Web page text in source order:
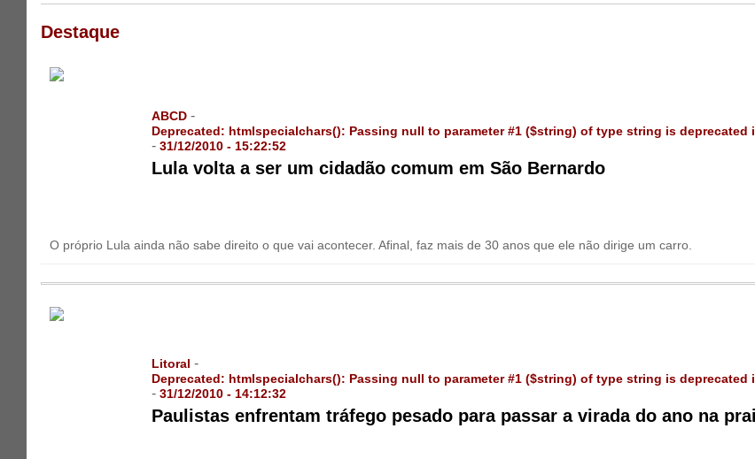
Destaque
ABCD -
Deprecated: htmlspecialchars(): Passing null to parameter #1 ($string) of type string is deprecated
-31/12/2010 - 15:22:52
Lula volta a ser um cidadão comum em São Bernardo
O próprio Lula ainda não sabe direito o que vai acontecer. Afinal, faz mais de 30 anos que ele não dirige um carro.
Litoral -
Deprecated: htmlspecialchars(): Passing null to parameter #1 ($string) of type string is deprecated
-31/12/2010 - 14:12:32
Paulistas enfrentam tráfego pesado para passar a virada do ano na